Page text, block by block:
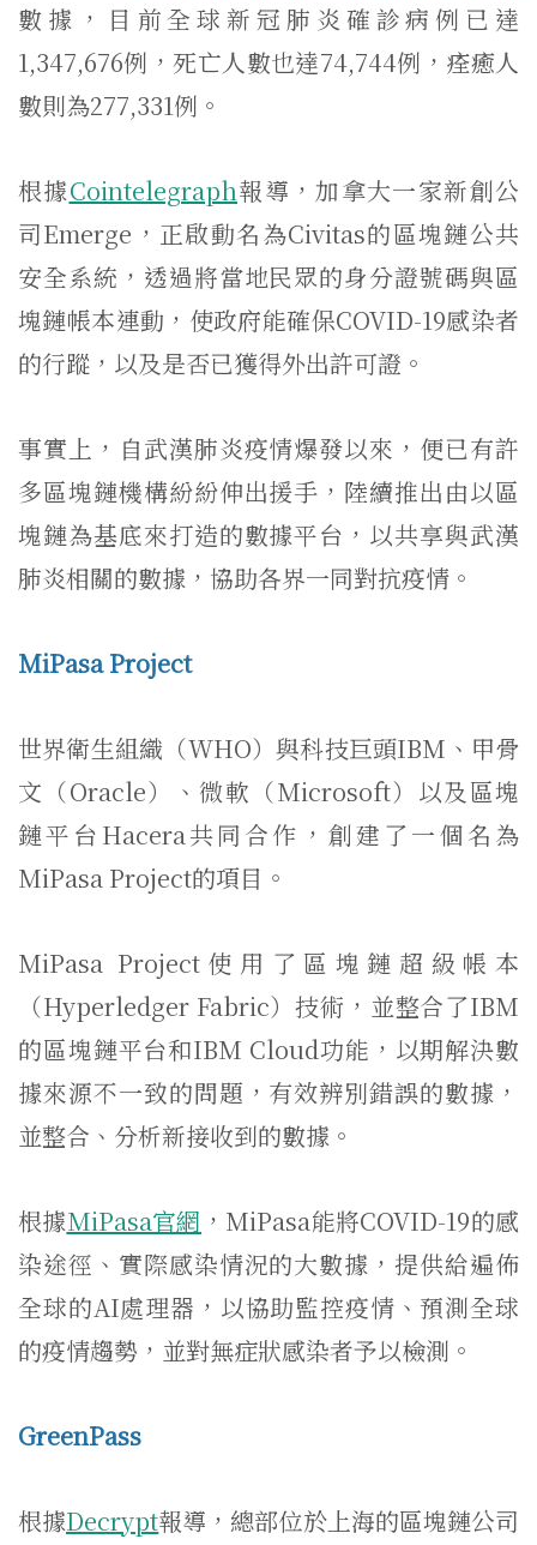
數據，目前全球新冠肺炎確診病例已達
1,347,676例，死亡人數也達74,744例，痊癒人
數則為277,331例。
根據Cointelegraph報導，加拿大一家新創公
司Emerge，正啟動名為Civitas的區塊鏈公共
安全系統，透過將當地民眾的身分證號碼與區
塊鏈帳本連動，使政府能確保COVID-19感染者
的行蹤，以及是否已獲得外出許可證。
事實上，自武漢肺炎疫情爆發以來，便已有許
多區塊鏈機構紛紛伸出援手，陸續推出由以區
塊鏈為基底來打造的數據平台，以共享與武漢
肺炎相關的數據，協助各界一同對抗疫情。
MiPasa Project
世界衛生組織（WHO）與科技巨頭IBM、甲骨
文（Oracle）、微軟（Microsoft）以及區塊
鏈平台Hacera共同合作，創建了一個名為
MiPasa Project的項目。
MiPasa Project使用了區塊鏈超級帳本
（Hyperledger Fabric）技術，並整合了IBM
的區塊鏈平台和IBM Cloud功能，以期解決數
據來源不一致的問題，有效辨別錯誤的數據，
並整合、分析新接收到的數據。
根據MiPasa官網 ，MiPasa能將COVID-19的感
染途徑、實際感染情況的大數據，提供給遍佈
全球的AI處理器，以協助監控疫情、預測全球
的疫情趨勢，並對無症狀感染者予以檢測。
GreenPass
根據Decrypt報導，總部位於上海的區塊鏈公司